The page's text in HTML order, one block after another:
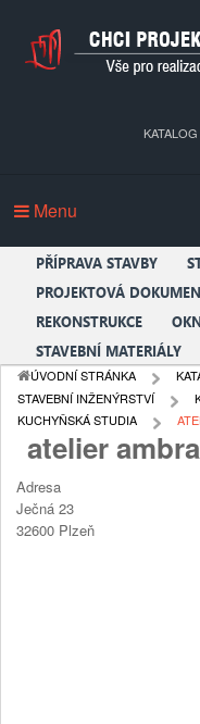
Menu
PŘÍPRAVA STAVBY
PROJEKTOVÁ
REKONSTRUKCE
STAVEBNÍ MATERIÁLY
ÚVODNÍ STRÁNKA
STAVEBNÍ INŽENÝRSTVÍ
KUCHYŇSKÁ STUDIA
atelier ambra
Adresa
Ječná 23
32600 Plzeň